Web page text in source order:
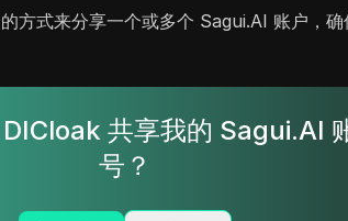
方式来分享一个或多个 Sagui.AI 账户，确
共享我的 Sagui.AI
号？